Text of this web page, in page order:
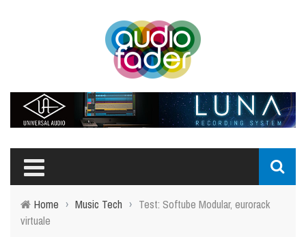
Home › Music Tech › Test: Softube Modular, eurorack
virtuale